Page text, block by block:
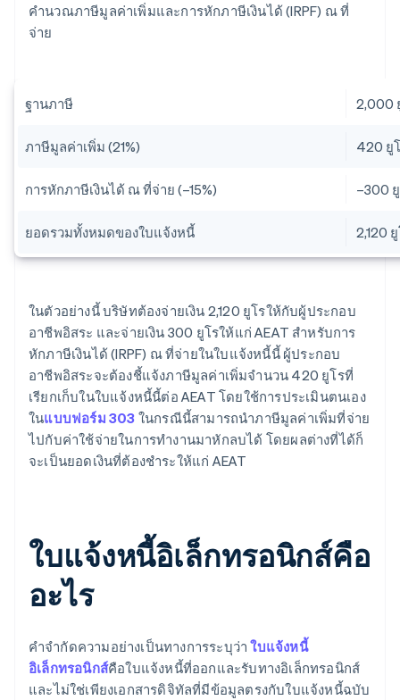
คำนวณภาษีมูลค่าเพิ่มและการหักภาษีเงินได้ (IRPF) ณ ที่
จ่าย
ฐานภาษี 2,000
ภาษีมูลค่าเพิ่ม (21%) 420 ยู
การหักภาษีเงินได้ ณ ที่จ่าย (–15%) –300
ยอดรวมทั้งหมดของใบแจ้งหนี้ 2,120
ในตัวอย่างนี้ บริษัทต้องจ่ายเงิน 2,120 ยูโรให้กับผู้ประกอบ
อาชีพอิสระ และจ่ายเงิน 300 ยูโรให้แก่ AEAT สำหรับการ
หักภาษีเงินได้ (IRPF) ณ ที่จ่ายในใบแจ้งหนี้นี้ ผู้ประกอบ
อาชีพอิสระจะต้องชี้แจ้งภาษีมูลค่าเพิ่มจำนวน 420 ยูโรที่
เรียกเก็บในใบแจ้งหนี้นี้ต่อ AEAT โดยใช้การประเมินตนเอง
ในแบบฟอร์ม 303 ในกรณีนี้สามารถนำภาษีมูลค่าเพิ่มที่จ่าย
ไปกับค่าใช้จ่ายในการทำงานมาหักลบได้ โดยผลต่างที่ได้ก็
จะเป็นยอดเงินที่ต้องชำระให้แก่ AEAT
ใบแจ้งหนี้อิเล็กทรอนิกส์คือ
อะไร
คำจำกัดความอย่างเป็นทางการระบุว่าใบแจ้งหนี้
อิเล็กทรอนิกส์คือใบแจ้งหนี้ที่ออกและรับทางอิเล็กทรอนิกส์
และไม่ใช่เพียงเอกสารดิจิทัลที่มีข้อมูลตรงกับใบแจ้งหนี้ฉบับ